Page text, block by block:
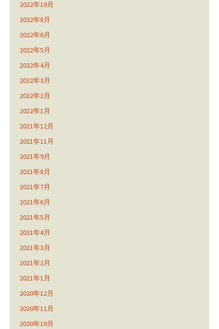
2022年10月
2022年8月
2022年6月
2022年5月
2022年4月
2022年3月
2022年2月
2022年1月
2021年12月
2021年11月
2021年9月
2021年8月
2021年7月
2021年6月
2021年5月
2021年4月
2021年3月
2021年2月
2021年1月
2020年12月
2020年11月
2020年10月